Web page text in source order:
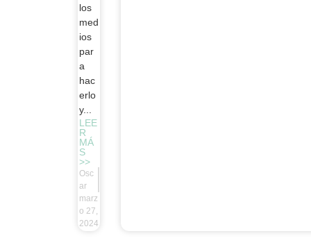
los
med
ios
par
a
hac
erlo
y...
LEE
R
MÁ
S
>>
Osc
ar
marz
o 27,
2024